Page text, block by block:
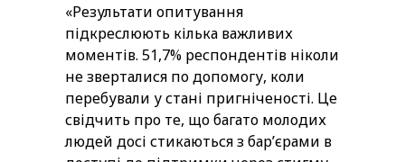
«Результати опитування
підкреслюють кілька важливих
моментів. 51,7% респондентів ніколи
не зверталися по допомогу, коли
перебували у стані пригніченості. Це
свідчить про те, що багато молодих
людей досі стикаються з бар’єрами в